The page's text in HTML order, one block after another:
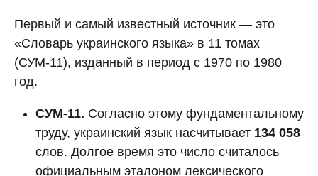
Первый и самый известный источник — это
«Словарь украинского языка» в 11 томах
(СУМ-11), изданный в период с 1970 по 1980
год.
СУМ-11. Согласно этому фундаментальному
труду, украинский язык насчитывает 134 058
слов. Долгое время это число считалось
официальным эталоном лексического